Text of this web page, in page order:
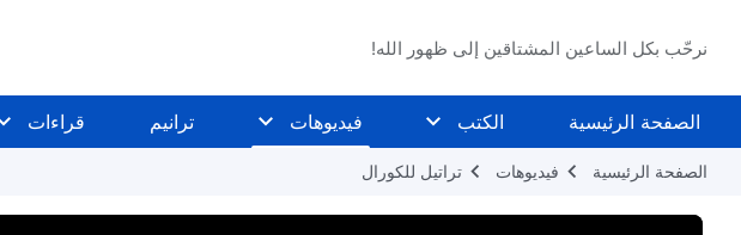
نرحّب بكل الساعين المشتاقين إلى ظهور الله!
الصفحة الرئيسية الكتب فيديوهات ترانيم قراءات
الصفحة الرئيسية فيديوهات تراتيل للكورال